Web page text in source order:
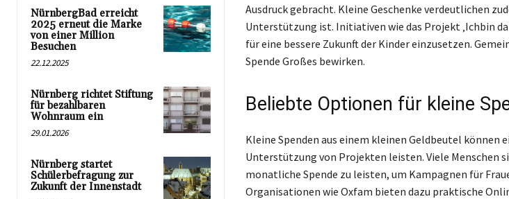
NürnbergBad erreicht
2025 erneut die Marke
von einer Million
Besuchen
22.12.2025
Nürnberg richtet Stiftung
für bezahlbaren
Wohnraum ein
29.01.2026
Nürnberg startet
Schülerbefragung zur
Zukunft der Innenstadt
Ausdruck gebracht. Kleine Geschenke verdeutlichen
Unterstützung ist. Initiativen wie das Projekt ‚Ichbin
für eine bessere Zukunft der Kinder einzusetzen.
Spende Großes bewirken.
Beliebte Optionen für kleine
Kleine Spenden aus einem kleinen Geldbeutel können
Unterstützung von Projekten leisten. Viele Menschen
monatliche Spende zu leisten, um Kampagnen für
Organisationen wie Oxfam bieten dazu praktische